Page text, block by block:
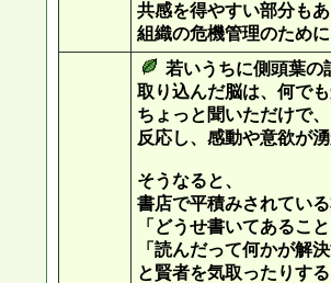
共感を得やすい部分も
組織の危機管理のため
若いうちに側頭葉の
取り込んだ脳は、何で
ちょっと聞いただけで
反応し、感動や意欲が
そうなると、
書店で平積みされてい
「どうせ書いてあるこ
「読んだって何かが解
と賢者を気取ったりす